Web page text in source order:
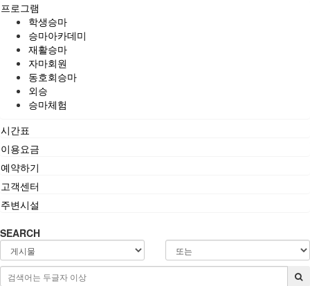
프로그램
학생승마
승마아카데미
재활승마
자마회원
동호회승마
외승
승마체험
시간표
이용요금
예약하기
고객센터
주변시설
SEARCH